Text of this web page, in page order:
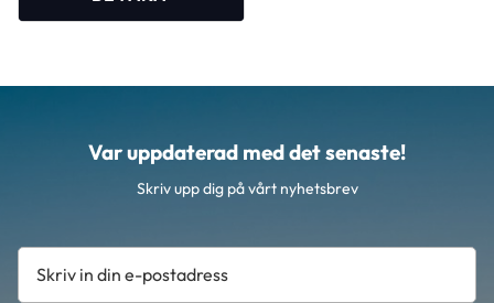
Var uppdaterad med det senaste!
Skriv upp dig på vårt nyhetsbrev